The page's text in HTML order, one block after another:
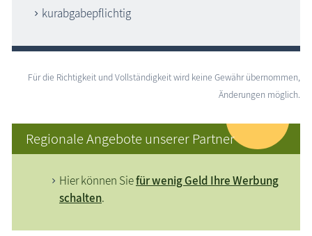
kurabgabepflichtig
Für die Richtigkeit und Vollständigkeit wird keine Gewähr übernommen,
Änderungen möglich.
Regionale Angebote unserer Partner
Hier können Siefür wenig Geld Ihre Werbung
schalten.